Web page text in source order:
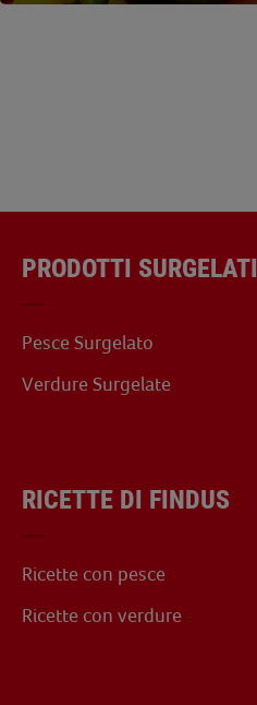
PRODOTTI SURGELATI
Pesce Surgelato
Verdure Surgelate
RICETTE DI FINDUS
Ricette con pesce
Ricette con verdure